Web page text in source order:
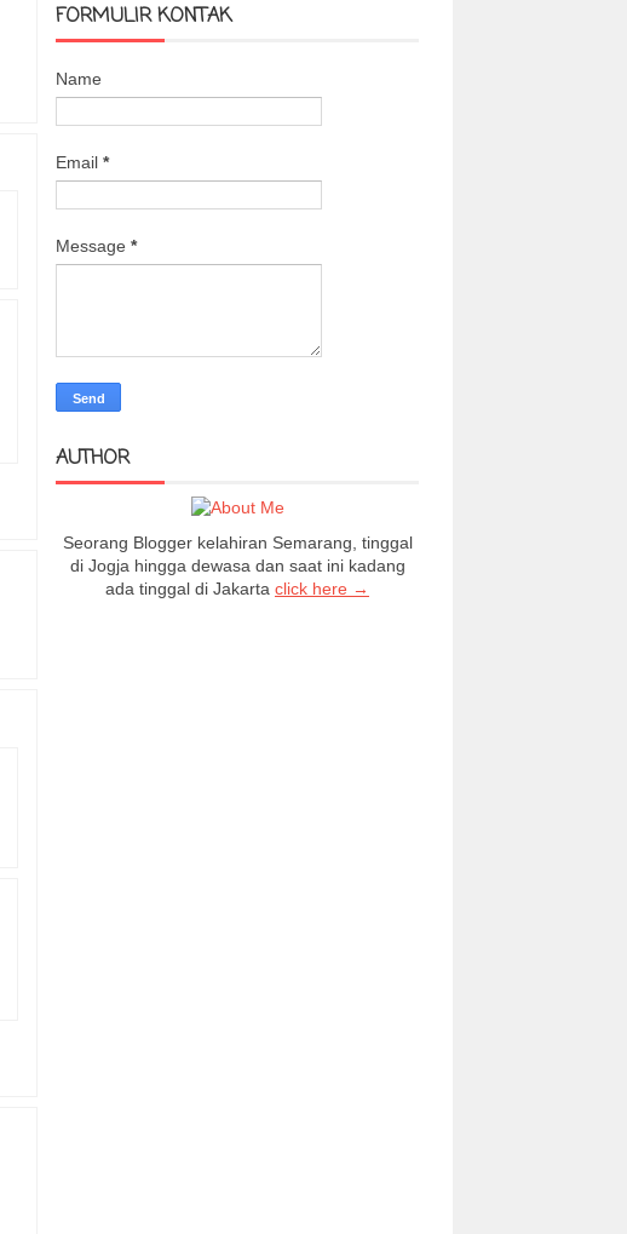
FORMULIR KONTAK
Name
Email *
Message *
AUTHOR
Seorang Blogger kelahiran Semarang, tinggal
di Jogja hingga dewasa dan saat ini kadang
ada tinggal di Jakarta click here →